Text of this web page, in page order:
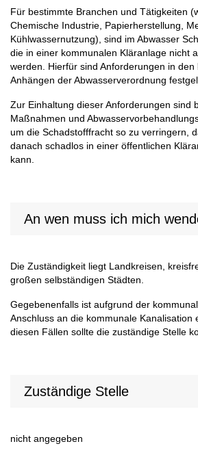
Für bestimmte Branchen und Tätigkeiten
Chemische Industrie, Papierherstellung,
Kühlwassernutzung), sind im Abwasser
die in einer kommunalen Kläranlage nicht
werden. Hierfür sind Anforderungen in den
Anhängen der Abwasserverordnung
Zur Einhaltung dieser Anforderungen sind
Maßnahmen und
um die Schadstofffracht so zu verringern,
danach schadlos in einer öffentlichen
kann.
An wen muss ich mich
Die Zuständigkeit liegt Landkreisen,
großen selbständigen Städten.
Gegebenenfalls ist aufgrund der
Anschluss an die kommunale Kanalisation
diesen Fällen sollte die zuständige Stelle
Zuständige Stelle
nicht angegeben